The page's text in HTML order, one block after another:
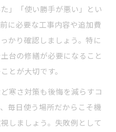
」「使い勝手が悪い」とい
に必要な工事内容や追加費
かり確認しましょう。特に
台の修繕が必要になること
とが大切です。
寒さ対策も後悔を減らすコ
毎日使う場所だからこそ機
しましょう。失敗例として